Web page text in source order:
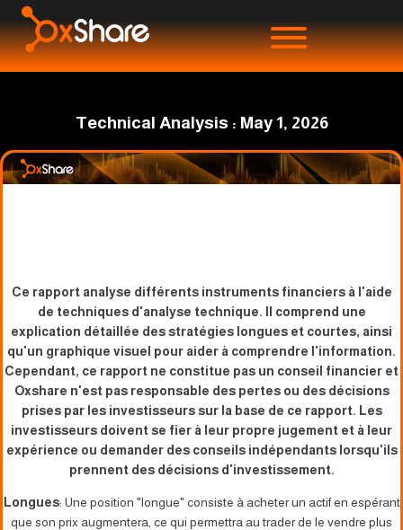
Technical Analysis : May 1, 2026
Ce rapport analyse différents instruments financiers à l'aide
de techniques d'analyse technique. Il comprend une
explication détaillée des stratégies longues et courtes, ainsi
qu'un graphique visuel pour aider à comprendre l'information.
Cependant, ce rapport ne constitue pas un conseil financier et
Oxshare n'est pas responsable des pertes ou des décisions
prises par les investisseurs sur la base de ce rapport. Les
investisseurs doivent se fier à leur propre jugement et à leur
expérience ou demander des conseils indépendants lorsqu'ils
prennent des décisions d'investissement.
Longues: Une position "longue" consiste à acheter un actif en espérant
que son prix augmentera, ce qui permettra au trader de le vendre plus